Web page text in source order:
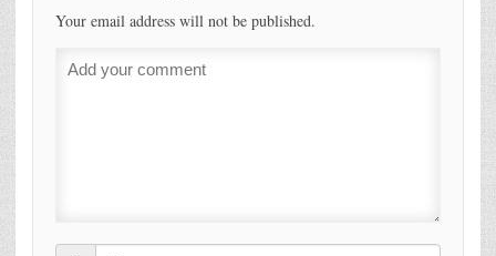
Your email address will not be published.